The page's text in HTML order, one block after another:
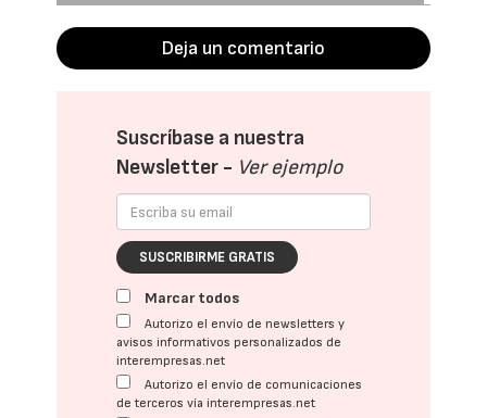
Deja un comentario
Suscríbase a nuestra
Newsletter - Ver ejemplo
SUSCRIBIRME GRATIS
Marcar todos
Autorizo el envío de newsletters y
avisos informativos personalizados de
interempresas.net
Autorizo el envío de comunicaciones
de terceros vía interempresas.net